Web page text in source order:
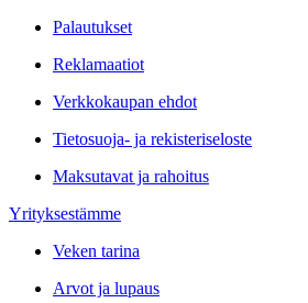
Palautukset
Reklamaatiot
Verkkokaupan ehdot
Tietosuoja- ja rekisteriseloste
Maksutavat ja rahoitus
Yrityksestämme
Veken tarina
Arvot ja lupaus